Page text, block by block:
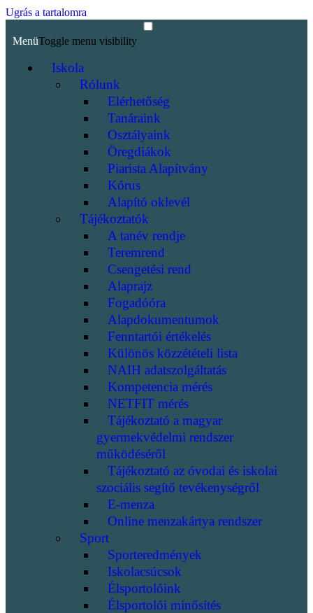
Ugrás a tartalomra
MenüToggle menu visibility
Iskola
Rólunk
Elérhetőség
Tanáraink
Osztályaink
Öregdiákok
Piarista Alapítvány
Kórus
Alapító oklevél
Tájékoztatók
A tanév rendje
Teremrend
Csengetési rend
Alaprajz
Fogadóóra
Alapdokumentumok
Fenntartói értékelés
Különös közzétételi lista
NAIH adatszolgáltatás
Kompetencia mérés
NETFIT mérés
Tájékoztató a magyar
gyermekvédelmi rendszer
működéséről
Tájékoztató az óvodai és iskolai
szociális segítő tevékenységről
E-menza
Online menzakártya rendszer
Sport
Sporteredmények
Iskolacsúcsok
Élsportolóink
Élsportolói minősítés